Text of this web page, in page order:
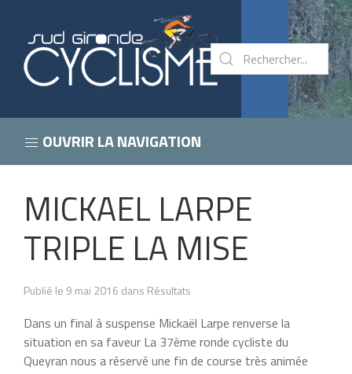
OUVRIR LA NAVIGATION
MICKAEL LARPE
TRIPLE LA MISE
Publié le 9 mai 2016 dans Résultats
Dans un final à suspense Mickaël Larpe renverse la
situation en sa faveur La 37ème ronde cycliste du
Queyran nous a réservé une fin de course très animée